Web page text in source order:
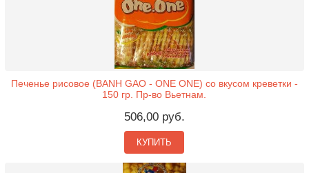
Печенье рисовое (BANH GAO - ONE ONE) со вкусом креветки -
150 гр. Пр-во Вьетнам.
506,00 руб.
КУПИТЬ